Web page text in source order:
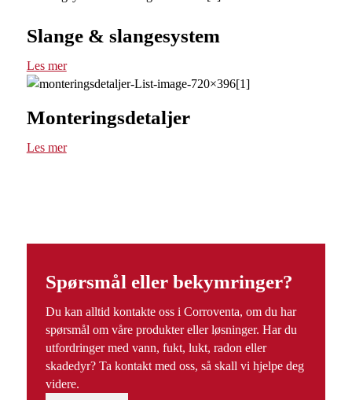
Slange & slangesystem
Les mer
Monteringsdetaljer
Les mer
Spørsmål eller bekymringer?
Du kan alltid kontakte oss i Corroventa, om du har
spørsmål om våre produkter eller løsninger. Har du
utfordringer med vann, fukt, lukt, radon eller
skadedyr? Ta kontakt med oss, så skall vi hjelpe deg
videre.